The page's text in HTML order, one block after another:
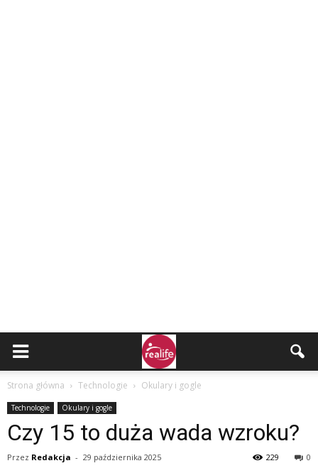
Strona główna Technologie Okulary i gogle
Technologie Okulary i gogle
Czy 15 to duża wada wzroku?
Przez Redakcja - 29 października 2025 0
229